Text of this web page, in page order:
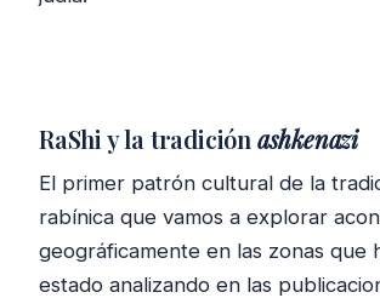
RaShi y la tradición ashkenazi
El primer patrón cultural de la
rabínica que vamos a explorar
geográficamente en las zonas que
estado analizando en las